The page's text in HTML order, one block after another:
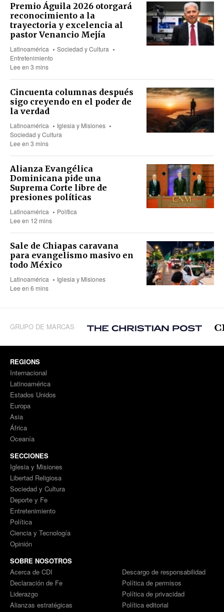
Premio Águila 2026 otorgará
reconocimiento a la
trayectoria y excelencia al
pastor Venancio Mejía
Latinoamérica
Sociedad y Cultura
Entretenimiento
Lee en 3 mins
Cincuenta columnas después
sigo creyendo en el poder de
la verdad
Latinoamérica
Iglesia y Misiones
Sociedad y Cultura
Lee en 3 mins
Alianza Evangélica
Dominicana pide una
Suprema Corte libre de
presiones políticas
Latinoamérica
Política
Lee en 12 mins
Sale de Chiapas caravana
para evangelismo masivo en
todo México
Latinoamérica
Iglesia y Misiones
Lee en 6 mins
GRUPO DE MARCAS
REGIONS
Internacional
Latinoamérica
Estados Unidos
Europa
Asia
África
Oceanía
SECCIONES
Iglesia y Misiones
Libertad Religiosa
Sociedad y Cultura
Deporte y Fe
Entretenimiento
Política
Ciencia y Tecnología
Opinión
SOBRE NOSOTROS
Acerca de CDI
Declaración de Fe
Liderazgo
Alianzas estratégicas
Descargo de responsabilidad
Política de permisos
Política de privacidad
Política editorial